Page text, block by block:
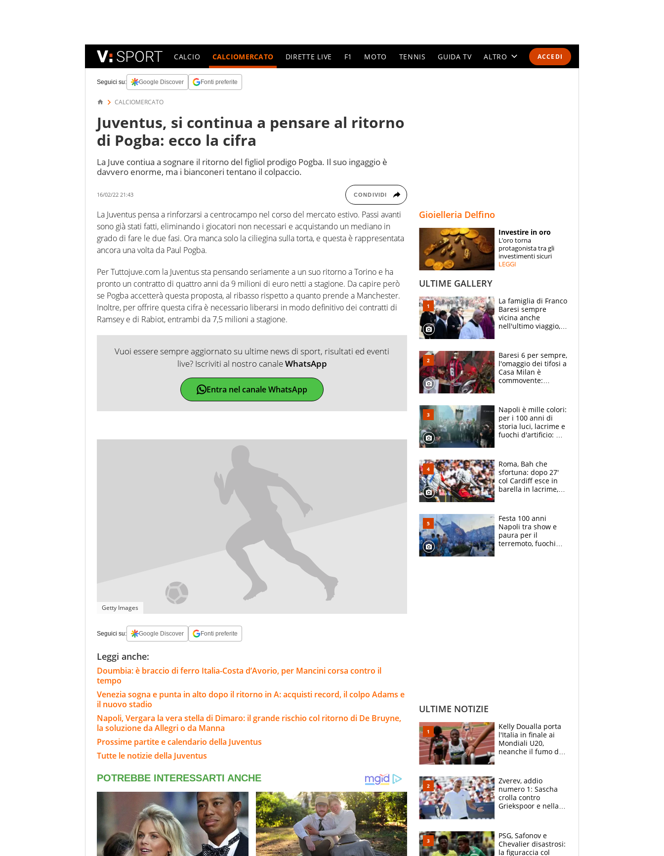
ACCEDI
CALCIO CALCIOMERCATO DIRETTE LIVE F1 MOTO TENNIS GUIDA TV ALTRO
SPECIALI
ESPERTI
Seguici su: Google Discover Fonti preferite
CALCIOMERCATO
Juventus, si continua a pensare al ritorno
di Pogba: ecco la cifra
La Juve contiua a sognare il ritorno del figliol prodigo Pogba. Il suo ingaggio è
davvero enorme, ma i bianconeri tentano il colpaccio.
16/02/22 21:43 CONDIVIDI
La Juventus pensa a rinforzarsi a centrocampo nel corso del mercato estivo. Passi avanti
sono già stati fatti, eliminando i giocatori non necessari e acquistando un mediano in
grado di fare le due fasi. Ora manca solo la ciliegina sulla torta, e questa è rappresentata
ancora una volta da Paul Pogba.
Per Tuttojuve.com la Juventus sta pensando seriamente a un suo ritorno a Torino e ha
pronto un contratto di quattro anni da 9 milioni di euro netti a stagione. Da capire però
se Pogba accetterà questa proposta, al ribasso rispetto a quanto prende a Manchester.
Inoltre, per offrire questa cifra è necessario liberarsi in modo definitivo dei contratti di
Ramsey e di Rabiot, entrambi da 7,5 milioni a stagione.
Vuoi essere sempre aggiornato su ultime news di sport, risultati ed eventi
live? Iscriviti al nostro canaleWhatsApp
Entra nel canale WhatsApp
Getty Images
Seguici su: Google Discover Fonti preferite
Leggi anche:
Doumbia: è braccio di ferro Italia-Costa d’Avorio, per Mancini corsa contro il
tempo
Venezia sogna e punta in alto dopo il ritorno in A: acquisti record, il colpo Adams e
il nuovo stadio
Napoli, Vergara la vera stella di Dimaro: il grande rischio col ritorno di De Bruyne,
la soluzione da Allegri o da Manna
Prossime partite e calendario della Juventus
Tutte le notizie della Juventus
Gioielleria Delfino
Investire in oro
L’oro torna
protagonista tra gli
investimenti sicuri
LEGGI
ULTIME GALLERY
La famiglia di Franco
Baresi sempre
vicina anche
nell'ultimo viaggio,
circondati
dall'affetto dei tifosi
Baresi 6 per sempre,
l'omaggio dei tifosi a
Casa Milan è
commovente:
bigliettini
Napoli è mille colori:
per i 100 anni di
storia luci, lacrime e
fuochi d'artificio: De
Roma, Bah che
sfortuna: dopo 27'
col Cardiff esce in
barella in lacrime,
prendono 3 gol in
45'
Festa 100 anni
Napoli tra show e
paura per il
terremoto, fuochi
ULTIME NOTIZIE
Kelly Doualla porta
l'Italia in finale ai
Mondiali U20,
neanche il fumo di
Zverev, addio
numero 1: Sascha
crolla contro
Griekspoor e nella
terzo. Quanti malori
a Montreal
PSG, Safonov e
Chevalier disastrosi:
la figuraccia col